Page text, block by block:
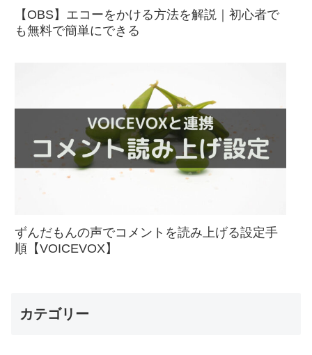
【OBS】エコーをかける方法を解説｜初心者で
も無料で簡単にできる
ずんだもんの声でコメントを読み上げる設定手
順【VOICEVOX】
カテゴリー